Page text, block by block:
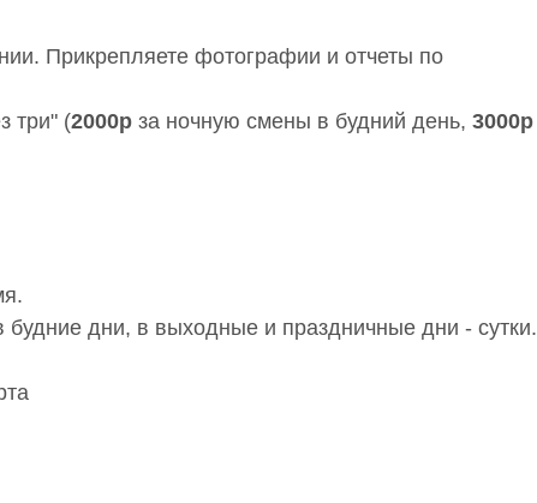
Прикрепляете фотографии и отчеты по
три" (2000р за ночную смены в будний день, 3000р
дни, в выходные и праздничные дни - сутки.